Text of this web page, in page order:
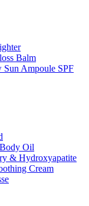
Balm
Sun Ampoule SPF
Oil
& Hydroxyapatite
Cream